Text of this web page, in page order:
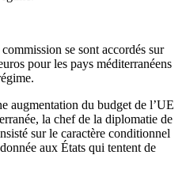
se sont accordés sur
pour les pays méditerranéens
augmentation du budget de l’UE
la chef de la diplomatie de
sur le caractère conditionnel
aux États qui tentent de